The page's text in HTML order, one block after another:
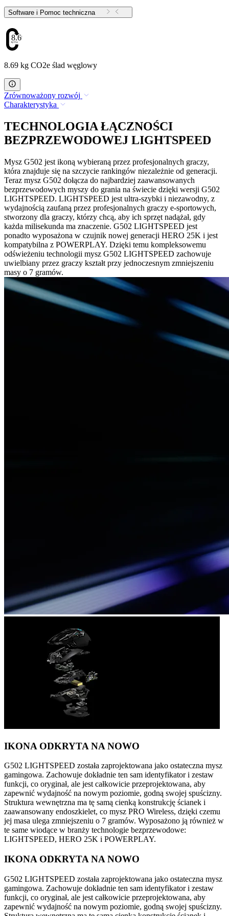
Software i Pomoc techniczna
8.69
8.69 kg CO2e ślad węglowy
Zrównoważony rozwój
Charakterystyka
TECHNOLOGIA ŁĄCZNOŚCI
BEZPRZEWODOWEJ LIGHTSPEED
Mysz G502 jest ikoną wybieraną przez profesjonalnych graczy,
która znajduje się na szczycie rankingów niezależnie od generacji.
Teraz mysz G502 dołącza do najbardziej zaawansowanych
bezprzewodowych myszy do grania na świecie dzięki wersji G502
LIGHTSPEED. LIGHTSPEED jest ultra-szybki i niezawodny, z
wydajnością zaufaną przez profesjonalnych graczy e-sportowych,
stworzony dla graczy, którzy chcą, aby ich sprzęt nadążał, gdy
każda milisekunda ma znaczenie. G502 LIGHTSPEED jest
ponadto wyposażona w czujnik nowej generacji HERO 25K i jest
kompatybilna z POWERPLAY. Dzięki temu kompleksowemu
odświeżeniu technologii mysz G502 LIGHTSPEED zachowuje
uwielbiany przez graczy kształt przy jednoczesnym zmniejszeniu
masy o 7 gramów.
IKONA ODKRYTA NA NOWO
G502 LIGHTSPEED została zaprojektowana jako ostateczna mysz
gamingowa. Zachowuje dokładnie ten sam identyfikator i zestaw
funkcji, co oryginał, ale jest całkowicie przeprojektowana, aby
zapewnić wydajność na nowym poziomie, godną swojej spuścizny.
Struktura wewnętrzna ma tę samą cienką konstrukcję ścianek i
zaawansowany endoszkielet, co mysz PRO Wireless, dzięki czemu
jej masa ulega zmniejszeniu o 7 gramów. Wyposażono ją również w
te same wiodące w branży technologie bezprzewodowe:
LIGHTSPEED, HERO 25K i POWERPLAY.
IKONA ODKRYTA NA NOWO
G502 LIGHTSPEED została zaprojektowana jako ostateczna mysz
gamingowa. Zachowuje dokładnie ten sam identyfikator i zestaw
funkcji, co oryginał, ale jest całkowicie przeprojektowana, aby
zapewnić wydajność na nowym poziomie, godną swojej spuścizny.